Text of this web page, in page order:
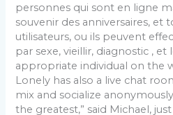
personnes qui sont en ligne
souvenir des anniversaires, et
utilisateurs, ou ils peuvent
par sexe, vieillir, diagnostic ,
appropriate individual on the
Lonely has also a live chat
mix and socialize
the greatest,” said Michael,